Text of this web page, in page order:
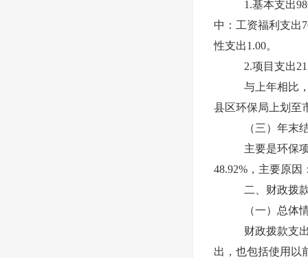
1.基本支出
中：工资福利支出
性支出1.00。
2.项目支出
与上年相比
县区环保局上划至
（三）年末
主要是环保
48.92%，主要原因
二、财政拨
（一）总体
财政拨款支
出，也包括使用以